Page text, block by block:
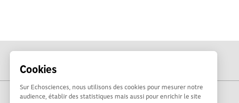
Cookies
Sur Echosciences, nous utilisons des cookies pour mesurer notre
audience, établir des statistiques mais aussi pour enrichir le site